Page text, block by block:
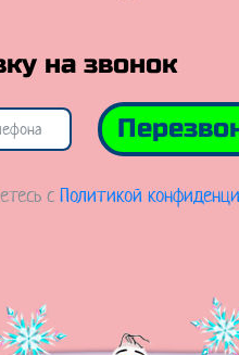
на звонок
с Политикой